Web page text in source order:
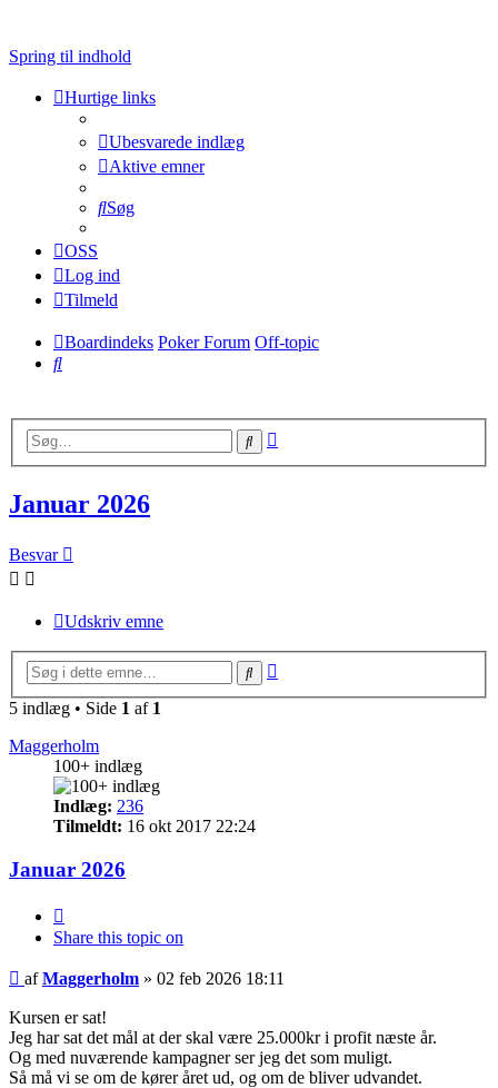
Spring til indhold
Hurtige links
Ubesvarede indlæg
Aktive emner
Søg
OSS
Log ind
Tilmeld
Boardindeks Poker Forum Off-topic
Søg
Søg
Januar 2026
Besvar
Udskriv emne
Søg
5 indlæg • Side 1 af 1
Maggerholm
100+ indlæg
Indlæg: 236
Tilmeldt: 16 okt 2017 22:24
Januar 2026
Share this topic on
Indlæg
afMaggerholm » 02 feb 2026 18:11
Kursen er sat!
Jeg har sat det mål at der skal være 25.000kr i profit næste år.
Og med nuværende kampagner ser jeg det som muligt.
Så må vi se om de kører året ud, og om de bliver udvandet.